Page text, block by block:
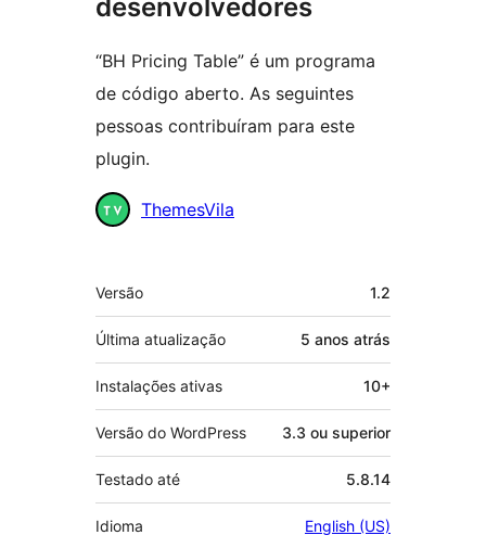
desenvolvedores
“BH Pricing Table” é um programa
de código aberto. As seguintes
pessoas contribuíram para este
plugin.
Colaboradores
ThemesVila
Meta
Versão 1.2
Última atualização 5 anos atrás
Instalações ativas 10+
Versão do WordPress 3.3 ou superior
Testado até 5.8.14
Idioma English (US)